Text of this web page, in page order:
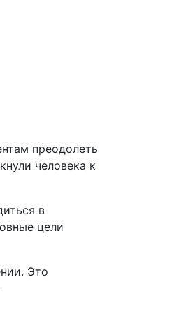
преодолеть
человека к
в
цели
Это